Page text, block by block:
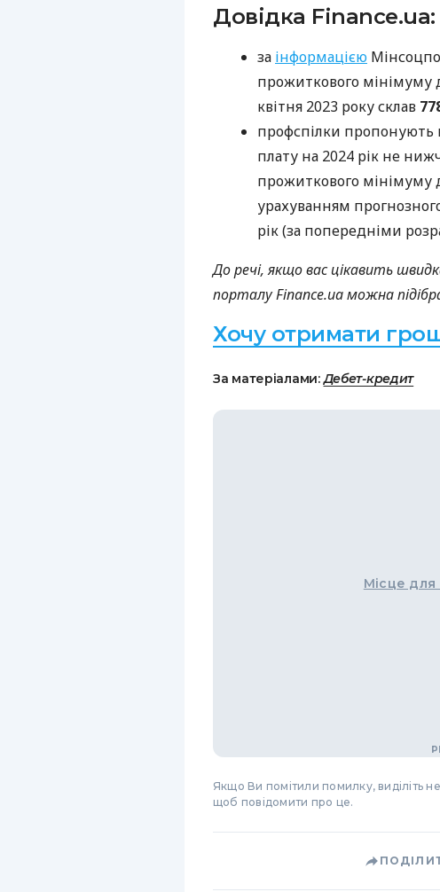
Довідка Finance.ua:
за інформацією
прожиткового мінімуму
квітня 2023 року склав
профспілки пропонують
плату на 2024 рік не
прожиткового мінімуму
урахуванням
рік (за попередніми
До речі, якщо вас цікавить
порталу Finance.ua можна
Хочу отримати
За матеріалами:Дебет-кредит
Місце
Якщо Ви помітили помилку, виділіть
щоб повідомити про це.